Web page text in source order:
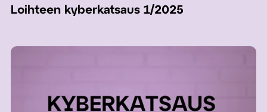
Loihteen kyberkatsaus 1/2025